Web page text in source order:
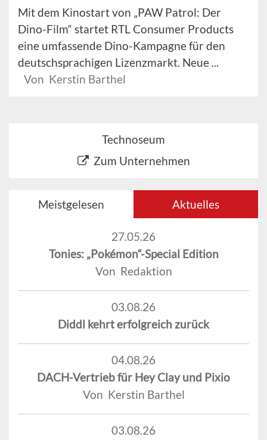
Mit dem Kinostart von „PAW Patrol: Der
Dino-Film“ startet RTL Consumer Products
eine umfassende Dino-Kampagne für den
deutschsprachigen Lizenzmarkt. Neue ...
Von Kerstin Barthel
Technoseum
Zum Unternehmen
Meistgelesen Aktuelles
27.05.26
Tonies: „Pokémon“-Special Edition
Von Redaktion
03.08.26
Diddl kehrt erfolgreich zurück
04.08.26
DACH-Vertrieb für Hey Clay und Pixio
Von Kerstin Barthel
03.08.26